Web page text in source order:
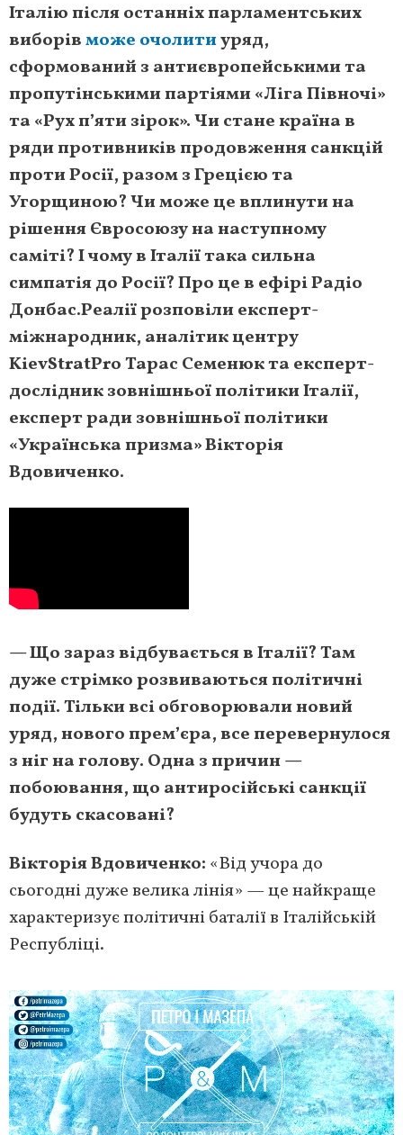
Італію після останніх парламентських
виборівможе очолитиуряд,
сформований з антиєвропейськими та
пропутінськими партіями «Ліга Півночі»
та «Рух п’яти зірок». Чи стане країна в
ряди противників продовження санкцій
проти Росії, разом з Грецією та
Угорщиною? Чи може це вплинути на
рішення Євросоюзу на наступному
саміті? І чому в Італії така сильна
симпатія до Росії? Про це в ефірі Радіо
Донбас.Реалії розповіли експерт-
міжнародник, аналітик центру
KievStratPro Тарас Семенюк та експерт-
дослідник зовнішньої політики Італії,
експерт ради зовнішньої політики
«Українська призма» Вікторія
Вдовиченко.
— Що зараз відбувається в Італії? Там
дуже стрімко розвиваються політичні
події. Тільки всі обговорювали новий
уряд, нового прем’єра, все перевернулося
з ніг на голову. Одна з причин —
побоювання, що антиросійські санкції
будуть скасовані?
Вікторія Вдовиченко: «Від учора до
сьогодні дуже велика лінія» — це найкраще
характеризує політичні баталії в Італійській
Республіці.